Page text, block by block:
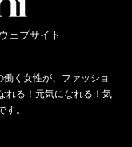
ェブサイト
く女性が、ファッショ
れる！元気になれる！気
。